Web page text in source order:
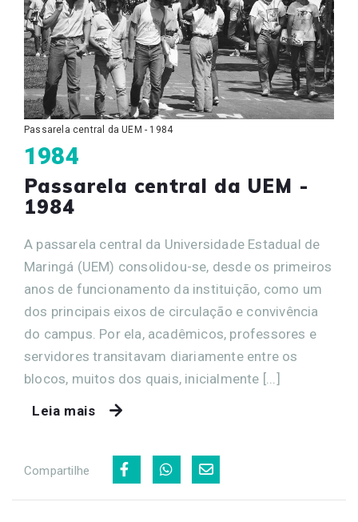
Passarela central da UEM - 1984
1984
Passarela central da UEM -
1984
A passarela central da Universidade Estadual de
Maringá (UEM) consolidou-se, desde os primeiros
anos de funcionamento da instituição, como um
dos principais eixos de circulação e convivência
do campus. Por ela, acadêmicos, professores e
servidores transitavam diariamente entre os
blocos, muitos dos quais, inicialmente [...]
Leia mais
Compartilhe